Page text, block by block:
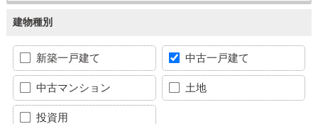
建物種別
新築一戸建て 中古一戸建て
中古マンション 土地
投資用